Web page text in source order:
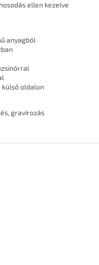
ellen kezelve
anyagból
külső oldalon
gravírozás